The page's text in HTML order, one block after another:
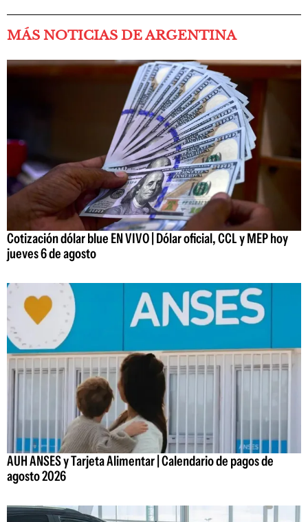
MÁS NOTICIAS DE ARGENTINA
Cotización dólar blue EN VIVO | Dólar oficial, CCL y MEP hoy
jueves 6 de agosto
AUH ANSES y Tarjeta Alimentar | Calendario de pagos de
agosto 2026